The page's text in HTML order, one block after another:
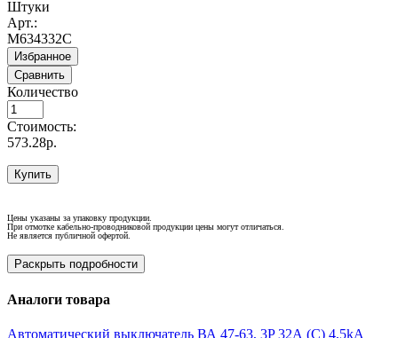
Штуки
Арт.:
M634332C
Избранное
Сравнить
Количество
Стоимость:
573.28р.
Купить
Цены указаны за упаковку продукции.
При отмотке кабельно-проводниковой продукции цены могут отличаться.
Не является публичной офертой.
Раскрыть подробности
Аналоги товара
Автоматический выключатель ВА 47-63, 3P 32А (C) 4,5kA